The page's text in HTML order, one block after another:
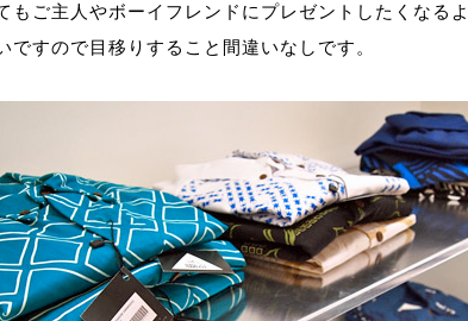
もご主人やボーイフレンドにプレゼントしたくなる
ですので目移りすること間違いなしです。